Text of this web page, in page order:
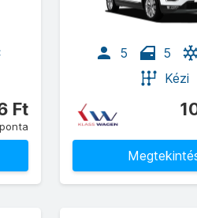
Ft
5 5
Kézi